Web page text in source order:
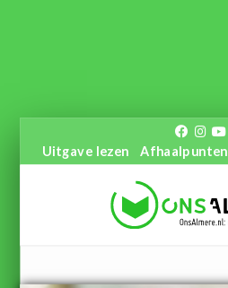
Uitgave lezen Afhaalpunten